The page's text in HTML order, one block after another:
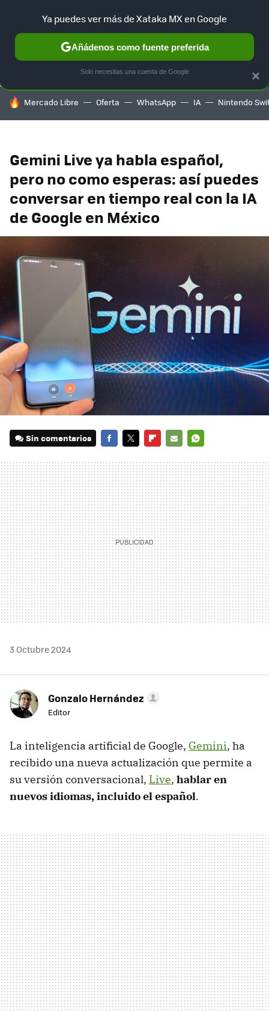
SELECCIÓN GAMING HOME AUTO TERRITORIO
HOY SE HABLA DE
Mercado Libre Oferta WhatsApp IA Nintendo
Gemini Live ya habla español,
pero no como esperas: así puedes
conversar en tiempo real con la IA
de Google en México
Sin comentarios
MAIL
3 Octubre 2024
Gonzalo Hernández
Editor
La inteligencia artificial de Google, Gemini, ha
recibido una nueva actualización que permite a
su versión conversacional, Live, hablar en
nuevos idiomas, incluido el español.
×
Ya puedes ver más de Xataka MX en Google
Añádenos como fuente preferida
Solo necesitas una cuenta de Google